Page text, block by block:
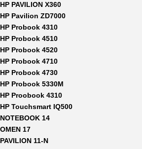
HP PAVILION X360
HP Pavilion ZD7000
HP Probook 4310
HP Probook 4510
HP Probook 4520
HP Probook 4710
HP Probook 4730
HP Probook 5330M
HP Proobook 4310
HP Touchsmart IQ500
NOTEBOOK 14
OMEN 17
PAVILION 11-N